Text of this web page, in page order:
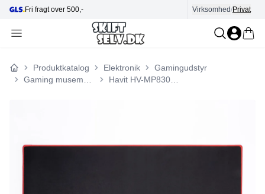
Fri fragt over 500,- Hjælp i kundecenter
Virksomhed/Privat
Forside
Produktkatalog Elektronik
Gamingudstyr